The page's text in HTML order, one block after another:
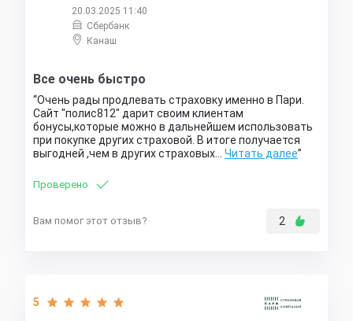
20.03.2025 11:40
Сбербанк
Канаш
Все очень быстро
Очень рады продлевать страховку именно в Пари.
Сайт "полис812" дарит своим клиентам
бонусы,которые можно в дальнейшем использовать
при покупке других страховой. В итоге получается
выгодней ,чем в других страховых… Читать далее
Проверено
Вам помог этот отзыв? 2
5